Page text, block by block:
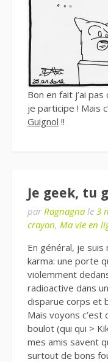
Bon en fait j’ai
je participe ! Mais
Guignol !!
Je geek, tu
par Ragnagna le 3
crayon, Ma vie en
En général, je
karma: une porte
violemment
radioactive dans
disparue corps et
Mais voyons
boulot (qui qui >
mes amis savent
surtout de bons